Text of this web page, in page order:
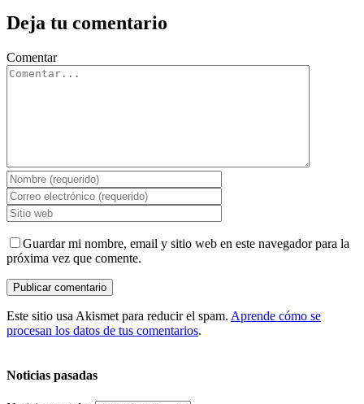
Deja tu comentario
Comentar
Guardar mi nombre, email y sitio web en este navegador para la
próxima vez que comente.
Este sitio usa Akismet para reducir el spam. Aprende cómo se
procesan los datos de tus comentarios.
Noticias pasadas